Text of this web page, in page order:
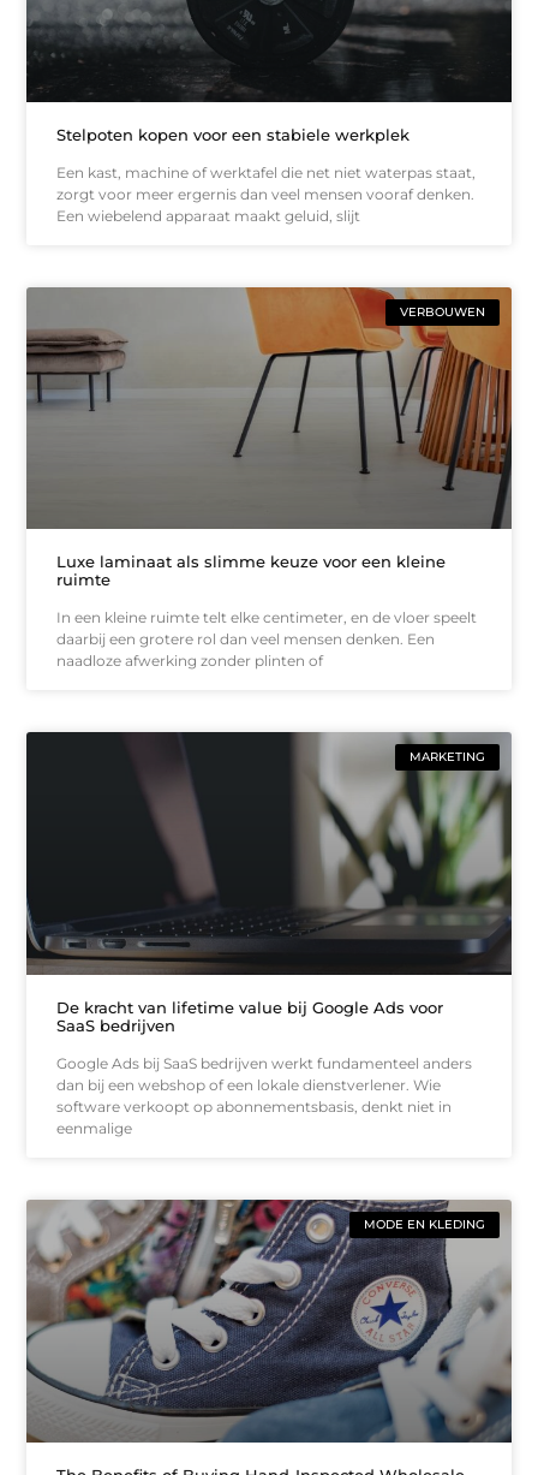
Stelpoten kopen voor een stabiele werkplek
Een kast, machine of werktafel die net niet waterpas staat,
zorgt voor meer ergernis dan veel mensen vooraf denken.
Een wiebelend apparaat maakt geluid, slijt
VERBOUWEN
Luxe laminaat als slimme keuze voor een kleine
ruimte
In een kleine ruimte telt elke centimeter, en de vloer speelt
daarbij een grotere rol dan veel mensen denken. Een
naadloze afwerking zonder plinten of
MARKETING
De kracht van lifetime value bij Google Ads voor
SaaS bedrijven
Google Ads bij SaaS bedrijven werkt fundamenteel anders
dan bij een webshop of een lokale dienstverlener. Wie
software verkoopt op abonnementsbasis, denkt niet in
eenmalige
MODE EN KLEDING